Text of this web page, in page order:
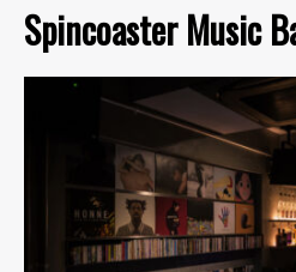
Spincoaster Music